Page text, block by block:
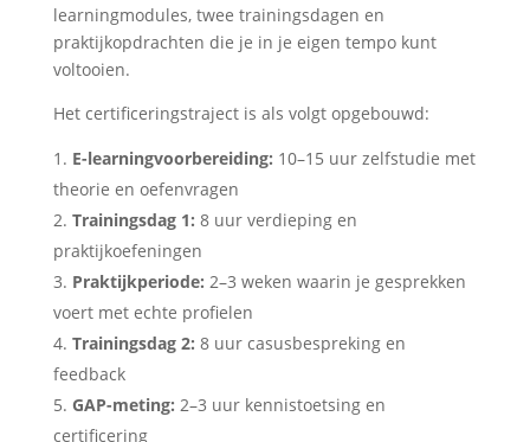
learningmodules, twee trainingsdagen en
praktijkopdrachten die je in je eigen tempo kunt
voltooien.
Het certificeringstraject is als volgt opgebouwd:
E-learningvoorbereiding: 10–15 uur zelfstudie met
theorie en oefenvragen
Trainingsdag 1: 8 uur verdieping en
praktijkoefeningen
Praktijkperiode: 2–3 weken waarin je gesprekken
voert met echte profielen
Trainingsdag 2: 8 uur casusbespreking en
feedback
GAP-meting: 2–3 uur kennistoetsing en
certificering